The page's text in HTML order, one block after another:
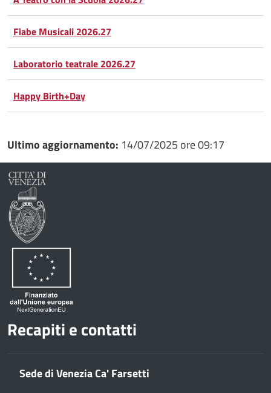
Twitter
su
Google
Plus
Condividi
su
Whatsapp
Fiabe Musicali 2026.27
Laboratorio teatrale 2026.27
Happy Birth+Day
Ultimo aggiornamento: 14/07/2025 ore 09:17
Recapiti e contatti
Sede di Venezia Ca' Farsetti